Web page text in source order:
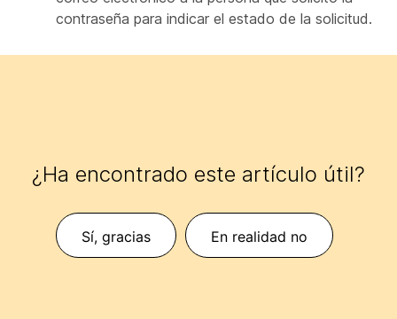
contraseña para indicar el estado de la solicitud.
¿Ha encontrado este artículo útil?
Sí, gracias En realidad no